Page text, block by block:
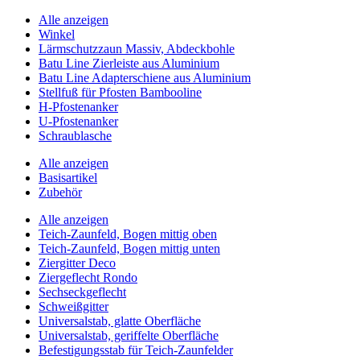
Alle anzeigen
Winkel
Lärmschutzzaun Massiv, Abdeckbohle
Batu Line Zierleiste aus Aluminium
Batu Line Adapterschiene aus Aluminium
Stellfuß für Pfosten Bambooline
H-Pfostenanker
U-Pfostenanker
Schraublasche
Alle anzeigen
Basisartikel
Zubehör
Alle anzeigen
Teich-Zaunfeld, Bogen mittig oben
Teich-Zaunfeld, Bogen mittig unten
Ziergitter Deco
Ziergeflecht Rondo
Sechseckgeflecht
Schweißgitter
Universalstab, glatte Oberfläche
Universalstab, geriffelte Oberfläche
Befestigungsstab für Teich-Zaunfelder